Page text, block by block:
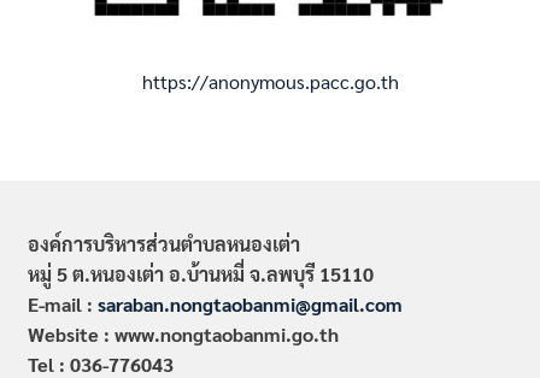
https://anonymous.pacc.go.th
องค์การบริหารส่วนตำบลหนองเต่า
หมู่ 5 ต.หนองเต่า อ.บ้านหมี่ จ.ลพบุรี 15110
E-mail : saraban.nongtaobanmi@gmail.com
Website : www.nongtaobanmi.go.th
Tel : 036-776043